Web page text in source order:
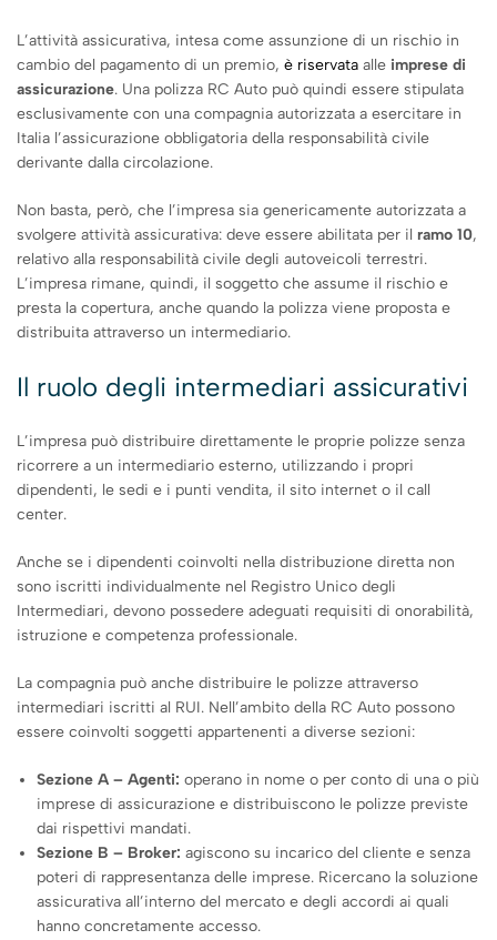
L’attività assicurativa, intesa come assunzione di un rischio in
cambio del pagamento di un premio, è riservata alle imprese di
assicurazione. Una polizza RC Auto può quindi essere stipulata
esclusivamente con una compagnia autorizzata a esercitare in
Italia l’assicurazione obbligatoria della responsabilità civile
derivante dalla circolazione.
Non basta, però, che l’impresa sia genericamente autorizzata a
svolgere attività assicurativa: deve essere abilitata per il ramo 10,
relativo alla responsabilità civile degli autoveicoli terrestri.
L’impresa rimane, quindi, il soggetto che assume il rischio e
presta la copertura, anche quando la polizza viene proposta e
distribuita attraverso un intermediario.
Il ruolo degli intermediari assicurativi
L’impresa può distribuire direttamente le proprie polizze senza
ricorrere a un intermediario esterno, utilizzando i propri
dipendenti, le sedi e i punti vendita, il sito internet o il call
center.
Anche se i dipendenti coinvolti nella distribuzione diretta non
sono iscritti individualmente nel Registro Unico degli
Intermediari, devono possedere adeguati requisiti di onorabilità,
istruzione e competenza professionale.
La compagnia può anche distribuire le polizze attraverso
intermediari iscritti al RUI. Nell’ambito della RC Auto possono
essere coinvolti soggetti appartenenti a diverse sezioni:
Sezione A – Agenti: operano in nome o per conto di una o più
imprese di assicurazione e distribuiscono le polizze previste
dai rispettivi mandati.
Sezione B – Broker: agiscono su incarico del cliente e senza
poteri di rappresentanza delle imprese. Ricercano la soluzione
assicurativa all’interno del mercato e degli accordi ai quali
hanno concretamente accesso.